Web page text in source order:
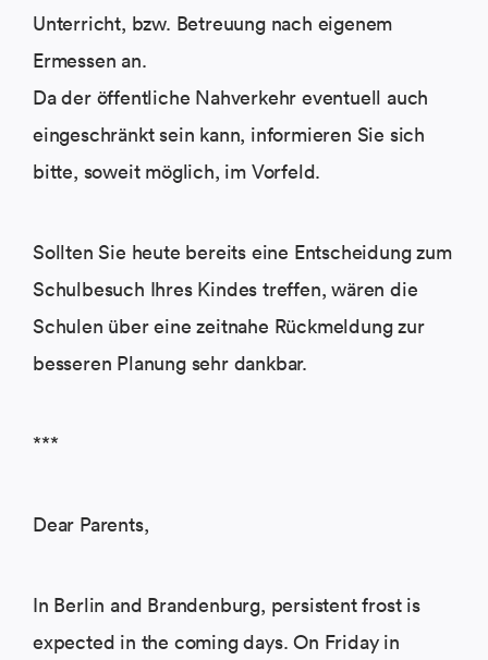
Unterricht, bzw. Betreuung nach eigenem
Ermessen an.
Da der öffentliche Nahverkehr eventuell auch
eingeschränkt sein kann, informieren Sie sich
bitte, soweit möglich, im Vorfeld.
Sollten Sie heute bereits eine Entscheidung zum
Schulbesuch Ihres Kindes treffen, wären die
Schulen über eine zeitnahe Rückmeldung zur
besseren Planung sehr dankbar.
***
Dear Parents,
In Berlin and Brandenburg, persistent frost is
expected in the coming days. On Friday in